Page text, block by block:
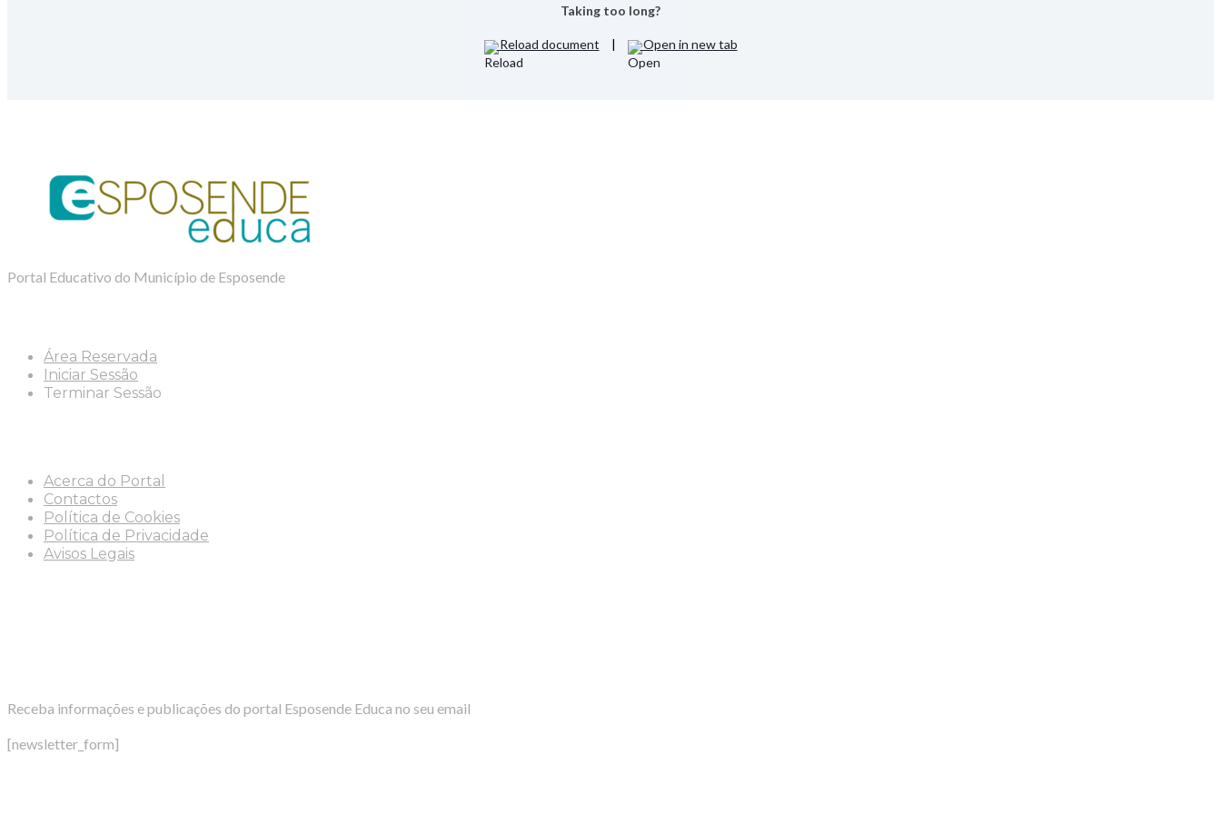
Taking too long?
Reload document | Open in new tab
Portal Educativo do Município de Esposende
Área Reservada
Iniciar Sessão
Terminar Sessão
Acerca do Portal
Contactos
Política de Cookies
Política de Privacidade
Avisos Legais
Receba informações e publicações do portal Esposende Educa no seu email
[newsletter_form]